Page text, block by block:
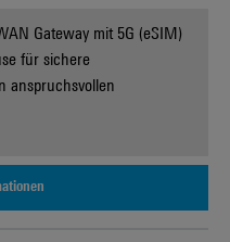
Gateway mit 5G (eSIM)
für sichere
anspruchsvollen